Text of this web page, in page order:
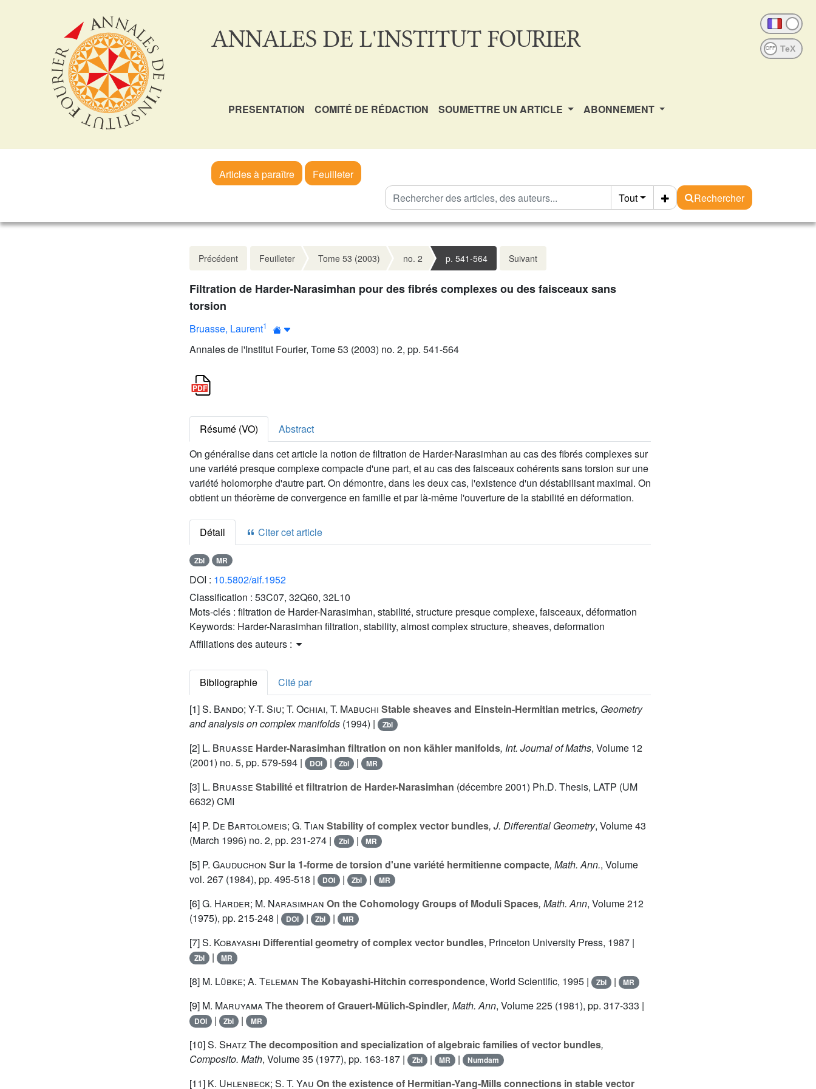
ANNALES DE L'INSTITUT FOURIER OFF
PRESENTATION COMITÉ DE RÉDACTION SOUMETTRE UN ARTICLE ABONNEMENT
Articles à paraître
Feuilleter
Tout
Rechercher
Précédent Feuilleter Tome 53 (2003) no. 2 p. 541-564 Suivant
Filtration de Harder-Narasimhan pour des fibrés complexes ou des faisceaux sans
torsion
Bruasse, Laurent1
Annales de l'Institut Fourier, Tome 53 (2003) no. 2, pp. 541-564
Résumé (VO)
Abstract
On généralise dans cet article la notion de filtration de Harder-Narasimhan au cas des fibrés complexes sur
une variété presque complexe compacte d'une part, et au cas des faisceaux cohérents sans torsion sur une
variété holomorphe d'autre part. On démontre, dans les deux cas, l'existence d'un déstabilisant maximal. On
obtient un théorème de convergence en famille et par là-même l'ouverture de la stabilité en déformation.
Détail Citer cet article
Zbl MR
DOI : 10.5802/aif.1952
Classification : 53C07, 32Q60, 32L10
Mots-clés : filtration de Harder-Narasimhan, stabilité, structure presque complexe, faisceaux, déformation
Keywords: Harder-Narasimhan filtration, stability, almost complex structure, sheaves, deformation
Affiliations des auteurs :
Bibliographie
Cité par
[1]S. Bando; Y-T. Siu; T. Ochiai, T. Mabuchi Stable sheaves and Einstein-Hermitian metrics, Geometry
and analysis on complex manifolds (1994) | Zbl
[2] L. Bruasse Harder-Narasimhan filtration on non kähler manifolds, Int. Journal of Maths, Volume 12
(2001) no. 5, pp. 579-594 |
DOI | Zbl | MR
[3] L. Bruasse Stabilité et filtratrion de Harder-Narasimhan (décembre 2001) Ph.D. Thesis, LATP (UM
6632) CMI
[4] P. De Bartolomeis; G. Tian Stability of complex vector bundles, J. Differential Geometry, Volume 43
(March 1996) no. 2, pp. 231-274 |
Zbl | MR
[5] P. Gauduchon Sur la 1-forme de torsion d'une variété hermitienne compacte, Math. Ann., Volume
vol. 267 (1984), pp. 495-518 | DOI | Zbl | MR
[6]G. Harder; M. Narasimhan On the Cohomology Groups of Moduli Spaces, Math. Ann, Volume 212
(1975), pp. 215-248 |
DOI | Zbl | MR
[7]S. Kobayashi Differential geometry of complex vector bundles, Princeton University Press, 1987 |
Zbl | MR
[8] M. Lübke; A. Teleman The Kobayashi-Hitchin correspondence, World Scientific, 1995 | Zbl | MR
[9] M. MaruyamaThe theorem of Grauert-Mülich-Spindler, Math. Ann, Volume 225 (1981), pp. 317-333 |
DOI | Zbl | MR
[10]S. ShatzThe decomposition and specialization of algebraic families of vector bundles,
Composito. Math, Volume 35 (1977), pp. 163-187 | Zbl | MR | Numdam
[11] K. Uhlenbeck; S. T. Yau On the existence of Hermitian-Yang-Mills connections in stable vector